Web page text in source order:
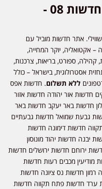
חדשות אפס שמונה | חדשות 08 -
אתר חדשות מוביל עם
– אקטואליה, יוקר המחייה,
קהילה, ספורט, בריאות, צרכנות,
אסטרולוגית, בישראל – כולל
ללא תשלום. חדשות אפס
חדשות אור יהודה חדשות אזור
חדשות באר יעקב חדשות באר
גבעת שמואל חדשות גבעתיים
חדשות דימונה חדשות
יבנה חדשות יהוד מונוסון
ירוחם חדשות ירושלים חדשות
מכבים רעות חדשות
חדשות נס ציונה חדשות
ערד חדשות פתח תקווה חדשות